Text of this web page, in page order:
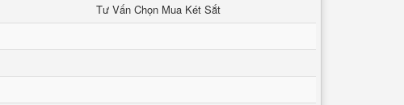
Tư Vấn Chọn Mua Két Sắt